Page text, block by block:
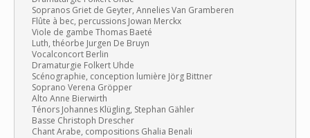
Sopranos Griet de Geyter, Annelies Van Gramberen
Flûte à bec, percussions Jowan Merckx
Viole de gambe Thomas Baeté
Luth, théorbe Jurgen De Bruyn
Vocalconcort Berlin
Dramaturgie Folkert Uhde
Scénographie, conception lumière Jörg Bittner
Soprano Verena Gröpper
Alto Anne Bierwirth
Ténors Johannes Klügling, Stephan Gähler
Basse Christoph Drescher
Chant Arabe, compositions Ghalia Benali